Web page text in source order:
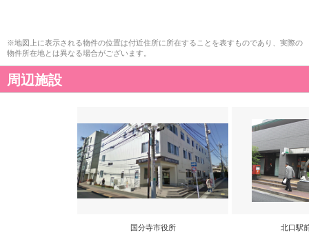
※地図上に表示される物件の位置は付近住所に所在することを表すものであり、実際の
物件所在地とは異なる場合がございます。
周辺施設
国分寺市役所 北口駅